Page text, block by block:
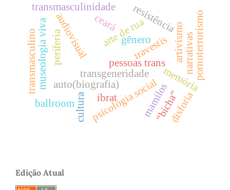
audiovisual
transgeneridade
psicologia social
auto(biografia)
arte de rua
pessoas trans
travestis
periferia
cultura
resistência
memória
transmasculinidade
ballroom mamilos
artivismo pornoterrorismo
“bicha”
gênero
museologia viva
disforia
transmasculino
ibrat
ceará
narrativas
Edição Atual